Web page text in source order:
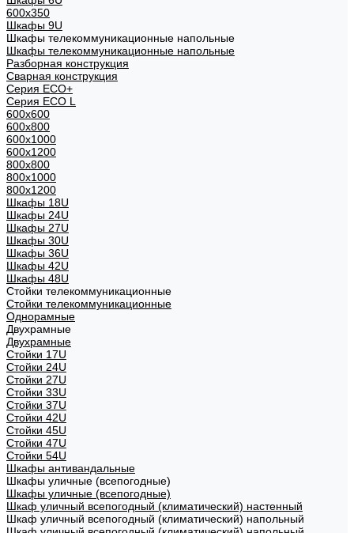
600x350
Шкафы 9U
Шкафы телекоммуникационные напольные
Шкафы телекоммуникационные напольные
Разборная конструкция
Сварная конструкция
Серия ECO+
Серия ECO L
600x600
600x800
600х1000
600х1200
800x800
800х1000
800х1200
Шкафы 18U
Шкафы 24U
Шкафы 27U
Шкафы 30U
Шкафы 36U
Шкафы 42U
Шкафы 48U
Стойки телекоммуникационные
Стойки телекоммуникационные
Однорамные
Двухрамные
Двухрамные
Стойки 17U
Стойки 24U
Стойки 27U
Стойки 33U
Стойки 37U
Стойки 42U
Стойки 45U
Стойки 47U
Стойки 54U
Шкафы антивандальные
Шкафы уличные (всепогодные)
Шкафы уличные (всепогодные)
Шкаф уличный всепогодный (климатический) настенный
Шкаф уличный всепогодный (климатический) напольный